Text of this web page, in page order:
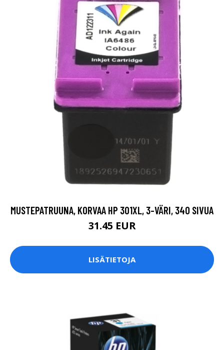
MUSTEPATRUUNA, KORVAA HP 301XL, 3-VÄRI, 340 SIVUA
31.45 EUR
LISÄTIETOJA